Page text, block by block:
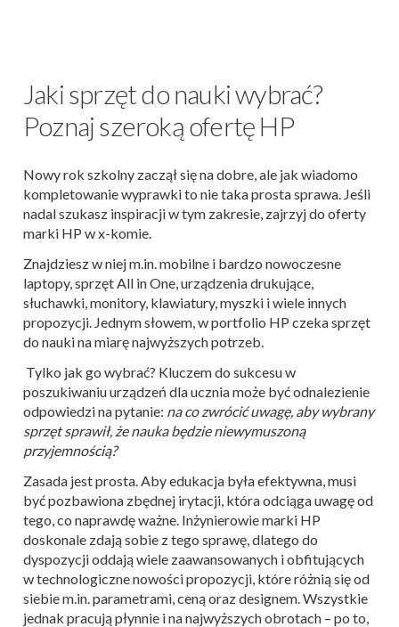
Jaki sprzęt do nauki wybrać?
Poznaj szeroką ofertę HP
Nowy rok szkolny zaczął się na dobre, ale jak wiadomo
kompletowanie wyprawki to nie taka prosta sprawa. Jeśli
nadal szukasz inspiracji w tym zakresie, zajrzyj do oferty
marki HP w x-komie.
Znajdziesz w niej m.in. mobilne i bardzo nowoczesne
laptopy, sprzęt All in One, urządzenia drukujące,
słuchawki, monitory, klawiatury, myszki i wiele innych
propozycji. Jednym słowem, w portfolio HP czeka sprzęt
do nauki na miarę najwyższych potrzeb.
Tylko jak go wybrać? Kluczem do sukcesu w
poszukiwaniu urządzeń dla ucznia może być odnalezienie
odpowiedzi na pytanie: na co zwrócić uwagę, aby wybrany
sprzęt sprawił, że nauka będzie niewymuszoną
przyjemnością?
Zasada jest prosta. Aby edukacja była efektywna, musi
być pozbawiona zbędnej irytacji, która odciąga uwagę od
tego, co naprawdę ważne. Inżynierowie marki HP
doskonale zdają sobie z tego sprawę, dlatego do
dyspozycji oddają wiele zaawansowanych i obfitujących
w technologiczne nowości propozycji, które różnią się od
siebie m.in. parametrami, ceną oraz designem. Wszystkie
jednak pracują płynnie i na najwyższych obrotach – po to,